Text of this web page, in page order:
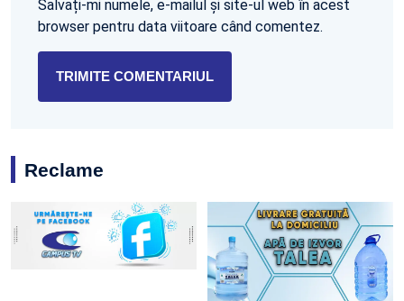
Salvați-mi numele, e-mailul și site-ul web în acest
browser pentru data viitoare când comentez.
Reclame